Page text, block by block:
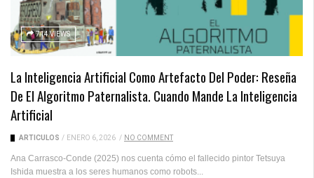
714 VIEWS
La Inteligencia Artificial Como Artefacto Del Poder: Reseña
De El Algoritmo Paternalista. Cuando Mande La Inteligencia
Artificial
ARTICULOS / ENERO 6, 2026 / NO COMMENT
Ana Carrasco-Conde (2025) nos cuenta cómo el fallecido pintor Tetsuya
Ishida muestra a los seres humanos como robots...